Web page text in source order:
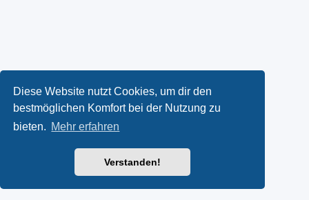
Diese Website nutzt Cookies, um dir den
bestmöglichen Komfort bei der Nutzung zu
bieten. Mehr erfahren
Verstanden!